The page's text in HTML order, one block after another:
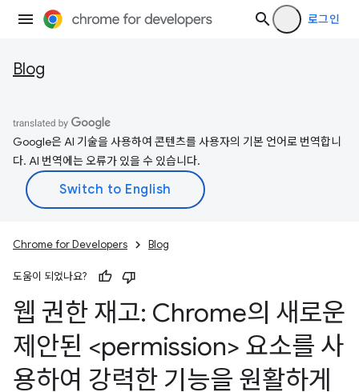
로그인
Blog
Google은 AI 기술을 사용하여 콘텐츠를 사용자의 기본 언어로 번역합니
다. AI 번역에는 오류가 있을 수 있습니다.
Chrome for Developers Blog
도움이 되었나요?
웹 권한 재고: Chrome의 새로운
제안된 <permission> 요소를 사
용하여 강력한 기능을 원활하게